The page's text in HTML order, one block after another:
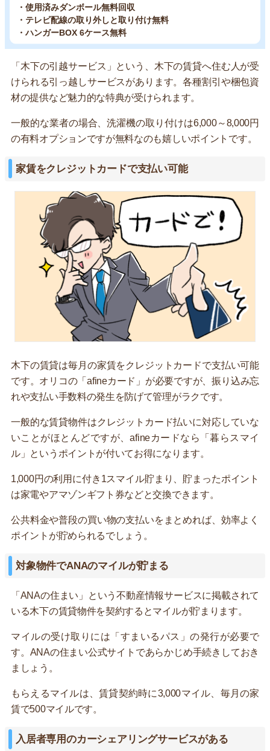
・使用済みダンボール無料回収
・テレビ配線の取り外しと取り付け無料
・ハンガーBOX 6ケース無料
「木下の引越サービス」という、木下の賃貸へ住む人が受
けられる引っ越しサービスがあります。各種割引や梱包資
材の提供など魅力的な特典が受けられます。
一般的な業者の場合、洗濯機の取り付けは6,000～8,000円
の有料オプションですが無料なのも嬉しいポイントです。
家賃をクレジットカードで支払い可能
木下の賃貸は毎月の家賃をクレジットカードで支払い可能
です。オリコの「afineカード」が必要ですが、振り込み忘
れや支払い手数料の発生を防げて管理がラクです。
一般的な賃貸物件はクレジットカード払いに対応していな
いことがほとんどですが、afineカードなら「暮らスマイ
ル」というポイントが付いてお得になります。
1,000円の利用に付き1スマイル貯まり、貯まったポイント
は家電やアマゾンギフト券などと交換できます。
公共料金や普段の買い物の支払いをまとめれば、効率よく
ポイントが貯められるでしょう。
対象物件でANAのマイルが貯まる
「ANAの住まい」という不動産情報サービスに掲載されて
いる木下の賃貸物件を契約するとマイルが貯まります。
マイルの受け取りには「すまいるパス」の発行が必要で
す。ANAの住まい公式サイトであらかじめ手続きしておき
ましょう。
もらえるマイルは、賃貸契約時に3,000マイル、毎月の家
賃で500マイルです。
入居者専用のカーシェアリングサービスがある